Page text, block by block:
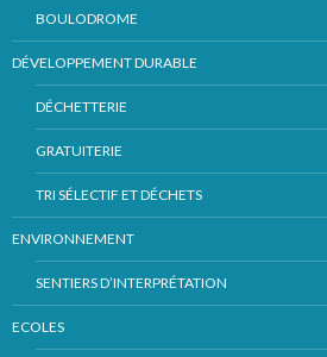
BOULODROME
DÉVELOPPEMENT DURABLE
DÉCHETTERIE
GRATUITERIE
TRI SÉLECTIF ET DÉCHETS
ENVIRONNEMENT
SENTIERS D’INTERPRÉTATION
ECOLES